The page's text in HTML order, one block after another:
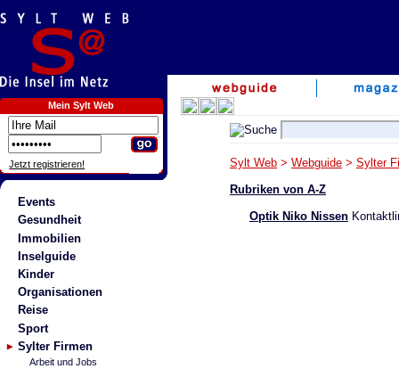
Mein Sylt Web
Jetzt registrieren!
Events
Gesundheit
Immobilien
Inselguide
Kinder
Organisationen
Reise
Sport
Sylter Firmen
Arbeit und Jobs
Sylt Web > Webguide > Sylter
Rubriken von A-Z
Optik Niko Nissen